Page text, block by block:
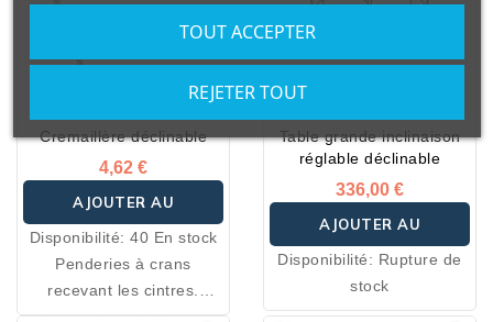
Cremaillère déclinable
4,62 €
AJOUTER AU
PANIER
Disponibilité: 40 En stock
Penderies à crans
recevant les cintres.
Idéales pour présenter
Table grande inclinaison
réglable déclinable
336,00 €
AJOUTER AU
PANIER
Disponibilité: Rupture de
stock
REJETER TOUT
TOUT ACCEPTER